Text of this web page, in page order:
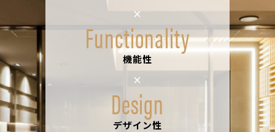
×
Functionality
機能性
×
Design
デザイン性